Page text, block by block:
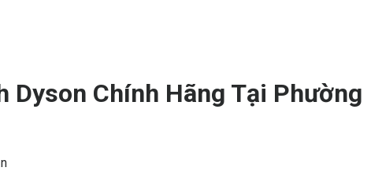
Dyson Chính Hãng Tại Phường